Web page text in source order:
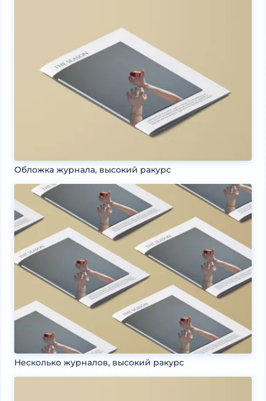
Обложка журнала, высокий ракурс
Несколько журналов, высокий ракурс